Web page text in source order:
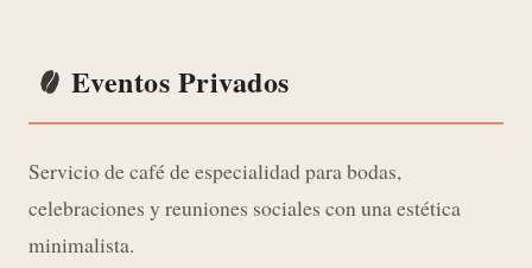
Eventos Privados
Servicio de café de especialidad para bodas,
celebraciones y reuniones sociales con una estética
minimalista.